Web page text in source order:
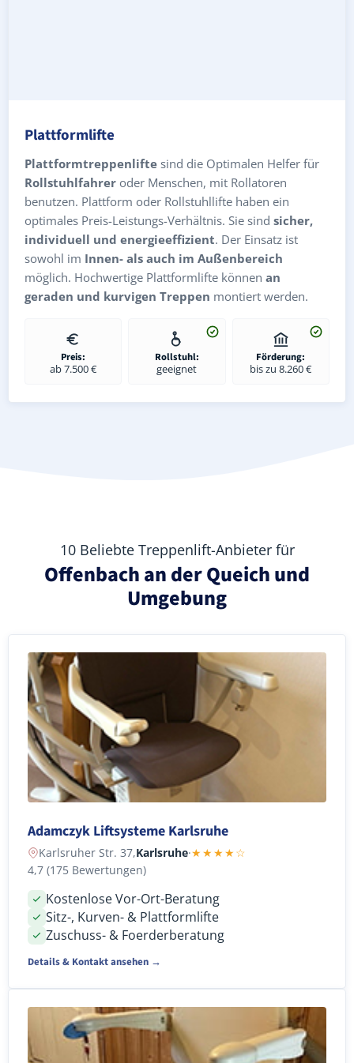
Plattformlifte
Plattformtreppenlifte sind die Optimalen Helfer für
Rollstuhlfahrer oder Menschen, mit Rollatoren
benutzen. Plattform oder Rollstuhllifte haben ein
optimales Preis-Leistungs-Verhältnis. Sie sind sicher,
individuell und energieeffizient. Der Einsatz ist
sowohl im Innen- als auch im Außenbereich
möglich. Hochwertige Plattformlifte können an
geraden und kurvigen Treppen montiert werden.
Preis:
ab 7.500 €
Rollstuhl:
geeignet
Förderung:
bis zu 8.260 €
10 Beliebte Treppenlift-Anbieter für
Offenbach an der Queich und
Umgebung
Adamczyk Liftsysteme Karlsruhe
Karlsruher Str. 37,Karlsruhe·★★★★☆
4,7 (175 Bewertungen)
Kostenlose Vor-Ort-Beratung
Sitz-, Kurven- & Plattformlifte
Zuschuss- & Foerderberatung
Details & Kontakt ansehen →